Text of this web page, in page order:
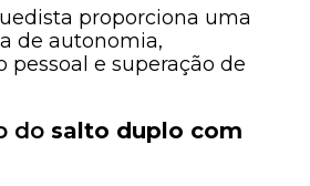
proporciona uma
de autonomia,
pessoal e superação de
do salto duplo com